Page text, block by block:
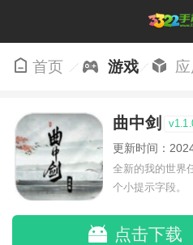
首页 游戏
曲中剑
更新时间：
全新的我的世界
个小提示字段。
点击下载